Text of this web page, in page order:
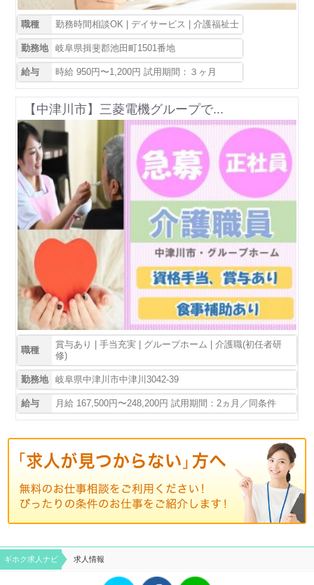
職種 勤務時間相談OK | デイサービス | 介護福祉士
勤務地 岐阜県揖斐郡池田町1501番地
給与 時給 950円〜1,200円 試用期間：３ヶ月
【中津川市】三菱電機グループで...
職種
賞与あり | 手当充実 | グループホーム | 介護職(初任者研
修)
勤務地 岐阜県中津川市中津川3042-39
給与 月給 167,500円〜248,200円 試用期間：2ヵ月／同条件
ギホク求⼈ナビ 求人情報